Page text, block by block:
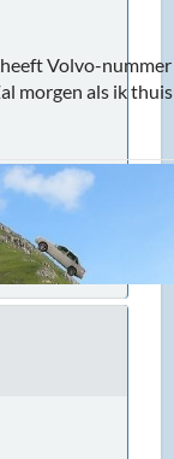
Volvo-
morgen als ik